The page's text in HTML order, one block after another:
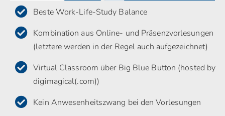
Beste Work-Life-Study Balance
Kombination aus Online- und Präsenzvorlesungen
(letztere werden in der Regel auch aufgezeichnet)
Virtual Classroom über Big Blue Button (hosted by
digimagical(.com))
Kein Anwesenheitszwang bei den Vorlesungen